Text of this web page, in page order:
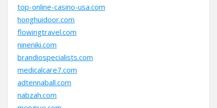
top-online-casino-usa.com
honghuidoor.com
flowingtravel.com
nineniki.com
brandiospecialists.com
medicalcare7.com
adtennaball.com
nabzah.com